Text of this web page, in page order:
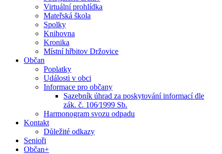
Virtuální prohlídka
Mateřská škola
Spolky
Knihovna
Kronika
Místní hřbitov Držovice
Občan
Poplatky
Události v obci
Informace pro občany
Sazebník úhrad za poskytování informací dle
zák. č. 106⁄1999 Sb.
Harmonogram svozu odpadu
Kontakt
Důležité odkazy
Senioři
Občan+